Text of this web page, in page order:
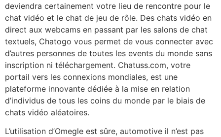
deviendra certainement votre lieu de rencontre pour le
chat vidéo et le chat de jeu de rôle. Des chats vidéo en
direct aux webcams en passant par les salons de chat
textuels, Chatogo vous permet de vous connecter avec
d’autres personnes de toutes les events du monde sans
inscription ni téléchargement. Chatuss.com, votre
portail vers les connexions mondiales, est une
plateforme innovante dédiée à la mise en relation
d’individus de tous les coins du monde par le biais de
chats vidéo aléatoires.
L’utilisation d’Omegle est sûre, automotive il n’est pas